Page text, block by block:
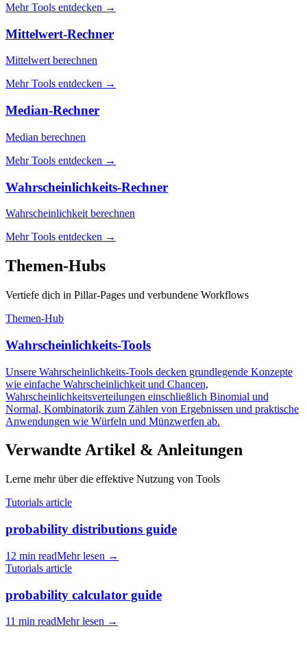
Mehr Tools entdecken →
Mittelwert-Rechner
Mittelwert berechnen
Mehr Tools entdecken →
Median-Rechner
Median berechnen
Mehr Tools entdecken →
Wahrscheinlichkeits-Rechner
Wahrscheinlichkeit berechnen
Mehr Tools entdecken →
Themen-Hubs
Vertiefe dich in Pillar-Pages und verbundene Workflows
Themen-Hub
Wahrscheinlichkeits-Tools
Unsere Wahrscheinlichkeits-Tools decken grundlegende Konzepte
wie einfache Wahrscheinlichkeit und Chancen,
Wahrscheinlichkeitsverteilungen einschließlich Binomial und
Normal, Kombinatorik zum Zählen von Ergebnissen und praktische
Anwendungen wie Würfeln und Münzwerfen ab.
Verwandte Artikel & Anleitungen
Lerne mehr über die effektive Nutzung von Tools
Tutorials article
probability distributions guide
12 min readMehr lesen →
Tutorials article
probability calculator guide
11 min readMehr lesen →